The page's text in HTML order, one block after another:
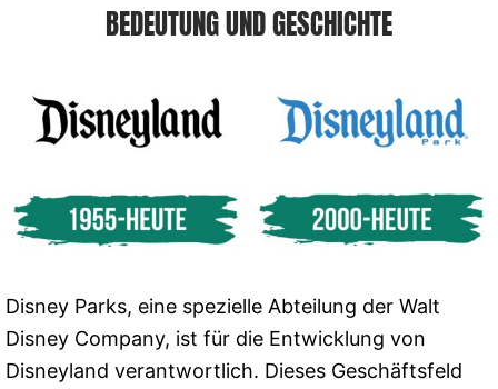
BEDEUTUNG UND GESCHICHTE
Disney Parks, eine spezielle Abteilung der Walt
Disney Company, ist für die Entwicklung von
Disneyland verantwortlich. Dieses Geschäftsfeld